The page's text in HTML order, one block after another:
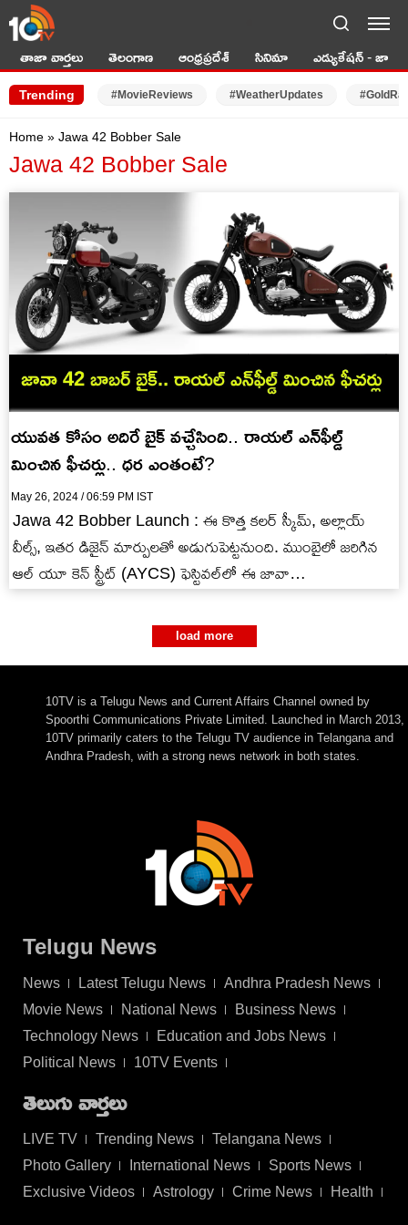
తాజా వార్తలు తెలంగాణ ఆంధ్రప్రదేశ్ సినిమా ఎడ్యుకేషన్ - జాబ్స్
Trending #MovieReviews #WeatherUpdates
Home » Jawa 42 Bobber Sale
Jawa 42 Bobber Sale
యువత కోసం అదిరే బైక్ వచ్చేసింది.. రాయల్ ఎన్‌ఫీల్డ్
మించిన ఫీచర్లు.. ధర ఎంతంటే?
May 26, 2024 / 06:59 PM IST
Jawa 42 Bobber Launch : ఈ కొత్త కలర్ స్కీమ్, అల్లాయ్
వీల్స్, ఇతర డిజైన్‌ మార్పులతో అడుగుపెట్టనుంది. ముంబైలో జరిగిన
ఆల్ యూ కెన్ స్ట్రీట్ (AYCS) ఫెస్టివల్‌లో ఈ జావా…
load more
10TV is a Telugu News and Current Affairs Channel owned by
Spoorthi Communications Private Limited. Launched in March 2013,
10TV primarily caters to the Telugu TV audience in Telangana and
Andhra Pradesh, with a strong news network in both states.
Telugu News
News Latest Telugu News
Andhra Pradesh News
Movie News
National News
Business News
Technology News
Education and Jobs News
Political News
10TV Events
తెలుగు వార్తలు
LIVE TV Trending News
Telangana News
Photo Gallery
International News
Sports News
Exclusive Videos
Astrology Crime News Health